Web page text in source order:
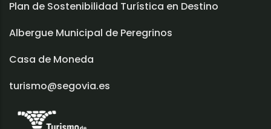
Plan de Sostenibilidad Turística en Destino
Albergue Municipal de Peregrinos
Casa de Moneda
turismo@segovia.es